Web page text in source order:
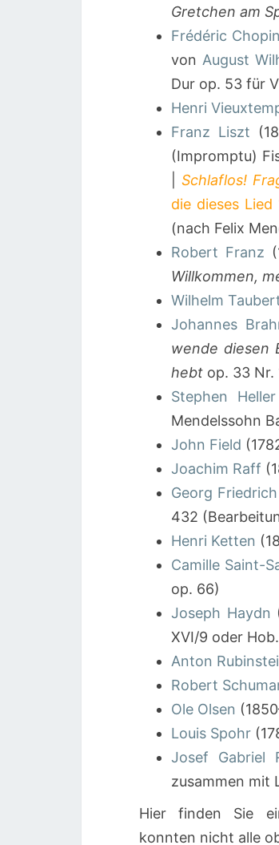
Gretchen am
Frédéric Chopin
von August
Dur op. 53 für
Henri
Franz Liszt
(Impromptu)
Schlaflos!
die dieses
(nach Felix
Robert Franz
Willkommen,
Wilhelm
Johannes
wende diesen
hebt op. 33 Nr.
Stephen Heller
Mendelssohn
John Field
Joachim Raff
Georg
432
Henri Ketten
Camille Saint-
op. 66)
Joseph Haydn
XVI/9 oder
Anton
Robert
Ole Olsen
Louis Spohr
Josef Gabriel
zusammen mit
Hier finden Sie
konnten nicht alle